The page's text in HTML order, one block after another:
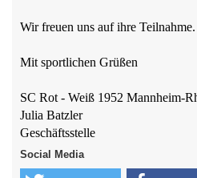
Wir freuen uns auf ihre Teilnahme.
Mit sportlichen Grüßen
SC Rot - Weiß 1952 Mannheim-
Julia Batzler
Geschäftsstelle
Social Media